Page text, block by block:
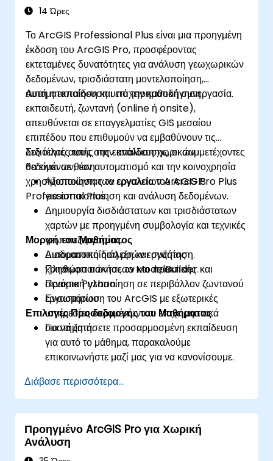
14 Ώρες
Το ArcGIS Professional Plus είναι μια προηγμένη
έκδοση του ArcGIS Pro, προσφέροντας
εκτεταμένες δυνατότητες για ανάλυση γεωχωρικών
δεδομένων, τρισδιάστατη μοντελοποίηση,
αυτοματοποίηση και επιχειρηματική συνεργασία.
Αυτή η εκπαίδευση υπό την καθοδήγηση
εκπαιδευτή, ζωντανή (online ή onsite),
απευθύνεται σε επαγγελματίες GIS μεσαίου
επιπέδου που επιθυμούν να εμβαθύνουν τις
δεξιότητές τους στην ανάλυση χωρικών
δεδομένων, τον αυτοματισμό και την κοινοχρησία
χρησιμοποιώντας τα εργαλεία του ArcGIS
Professional Plus.
Στο τέλος αυτής της εκπαίδευσης, οι συμμετέχοντες
θα είναι σε θέση:
Αξιοποίηση των εργαλείων ArcGIS Pro Plus
για οπτικοποίηση και ανάλυση δεδομένων.
Δημιουργία δισδιάστατων και τρισδιάστατων
χαρτών με προηγμένη συμβολογία και τεχνικές
γεωεπεξεργασίας.
Αυτοματοποίηση ροών εργασίας
χρησιμοποιώντας το ModelBuilder και
σενάρια Python.
Ενσωμάτωση του ArcGIS με εξωτερικές
υπηρεσίες δεδομένων και επιχειρησιακά
συστήματα.
Μορφή του Μαθήματος
Διαδραστική διάλεξη και συζήτηση.
Πληθώρα ασκήσεων και πρακτικής.
Πρακτική υλοποίηση σε περιβάλλον ζωντανού
εργαστηρίου.
Επιλογές Προσαρμογής του Μαθήματος
Για να ζητήσετε προσαρμοσμένη εκπαίδευση
για αυτό το μάθημα, παρακαλούμε
επικοινωνήστε μαζί μας για να κανονίσουμε.
Διάβασε περισσότερα...
Προηγμένο ArcGIS Pro για Χωρική
Ανάλυση